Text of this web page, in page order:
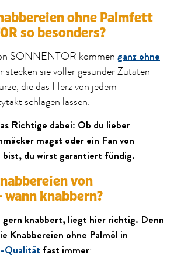
ohne Palmfett
so besonders?
SONNENTOR kommen ganz ohne
stecken sie voller gesunder Zutaten
die das Herz von jedem
schlagen lassen.
Richtige dabei: Ob du lieber
magst oder ein Fan von
du wirst garantiert fündig.
von
wann knabbern?
gern knabbert, liegt hier richtig. Denn
Knabbereien ohne Palmöl in
Qualität fast immer: